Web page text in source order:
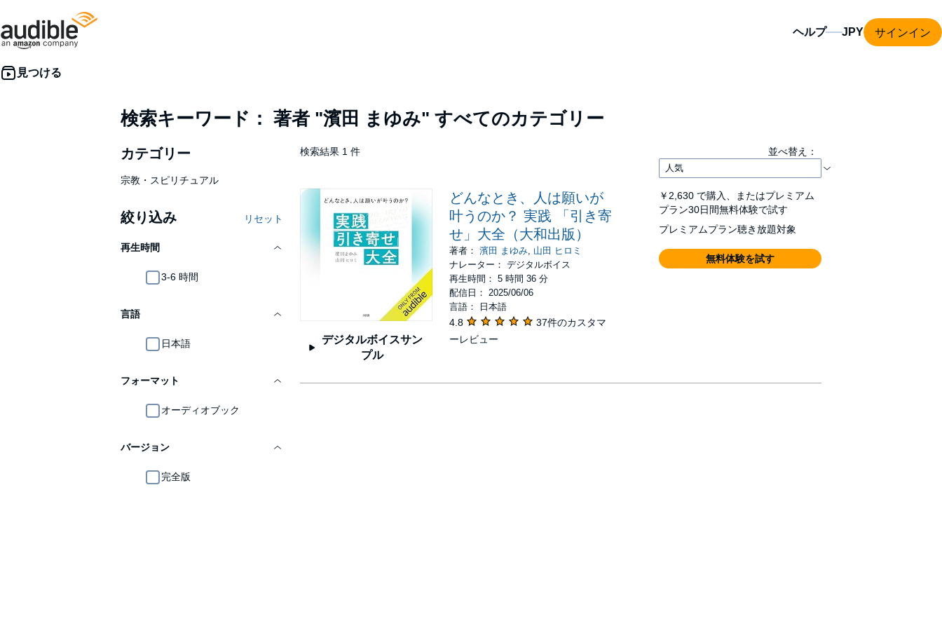
ヘルプ サインイン
検索キーワード： 著者 "濱田 まゆみ" すべてのカテゴリー
カテゴリー
宗教・スピリチュアル
絞り込み リセット
再生時間
3-6 時間
言語
日本語
フォーマット
オーディオブック
バージョン
完全版
検索結果 1 件 並べ替え：
デジタルボイスサン
プル
どんなとき、人は願いが
叶うのか？ 実践 「引き寄
せ」大全（大和出版）
著者：濱田 まゆみ, 山田 ヒロミ
ナレーター： デジタルボイス
再生時間： 5 時間 36 分
配信日： 2025/06/06
言語： 日本語
4.8
37件のカスタマ
ーレビュー
￥2,630 で購入、またはプレミアム
プラン30日間無料体験で試す
プレミアムプラン聴き放題対象
無料体験を試す